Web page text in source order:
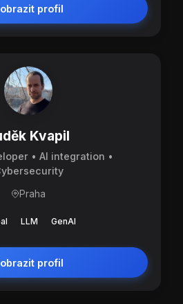
profil
Kvapil
• AI integration •
Praha
LLM GenAI
profil